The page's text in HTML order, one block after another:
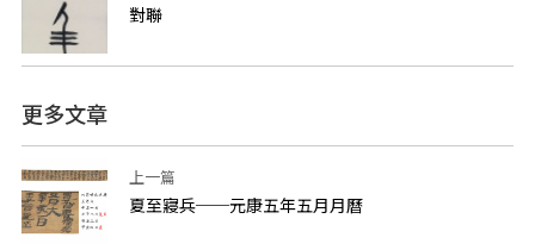
對聯
更多文章
上一篇
夏至寢兵──元康五年五月月曆